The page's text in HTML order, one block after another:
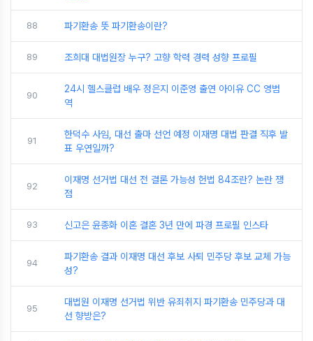
88 파기환송 뜻 파기환송이란?
89 조희대 대법원장 누구? 고향 학력 경력 성향 프로필
90
24시 헬스클럽 배우 정은지 이준영 출연 아이유 CC 영범
역
91
한덕수 사임, 대선 출마 선언 예정 이재명 대법 판결 직후 발
표 우연일까?
92
이재명 선거법 대선 전 결론 가능성 헌법 84조란? 논란 쟁
점
93 신고은 윤종화 이혼 결혼 3년 만에 파경 프로필 인스타
94
파기환송 결과 이재명 대선 후보 사퇴 민주당 후보 교체 가능
성?
95
대법원 이재명 선거법 위반 유죄취지 파기환송 민주당과 대
선 향방은?